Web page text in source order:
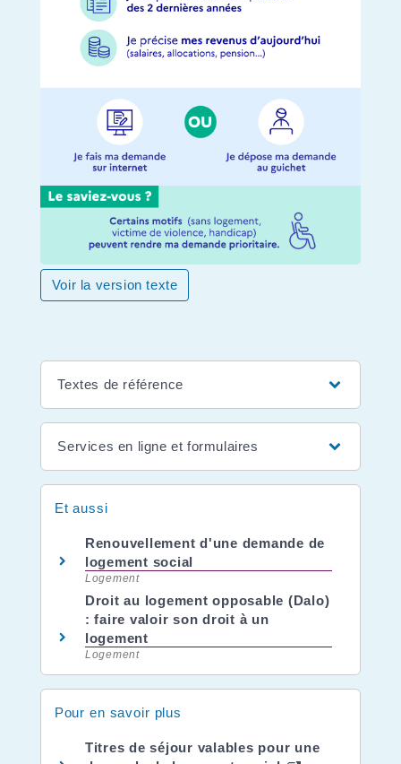
Voir la version texte
Textes de référence
Services en ligne et formulaires
Et aussi
Renouvellement d'une demande de
logement social
Logement
Droit au logement opposable (Dalo)
: faire valoir son droit à un
logement
Logement
Pour en savoir plus
Titres de séjour valables pour une